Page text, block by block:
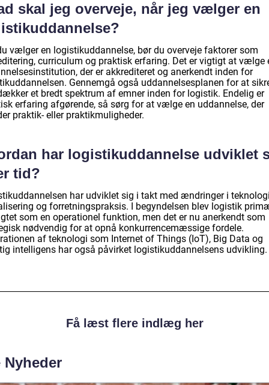
skal jeg overveje, når jeg vælger en
vælger en logistikuddannelse, bør du overveje faktorer som
curriculum og praktisk erfaring. Det er vigtigt at vælge
der er akkrediteret og anerkendt inden for
Gennemgå også uddannelsesplanen for at
et bredt spektrum af emner inden for logistik. Endelig er
erfaring afgørende, så sørg for at vælge en uddannelse, der
praktik- eller praktikmuligheder.
har logistikuddannelse udviklet
tid?
har udviklet sig i takt med ændringer i
og forretningspraksis. I begyndelsen blev logistik
som en operationel funktion, men det er nu anerkendt som
nødvendig for at opnå konkurrencemæssige fordele.
af teknologi som Internet of Things (IoT), Big Data og
intelligens har også påvirket logistikuddannelsens udvikling.
Få læst flere indlæg her
Nyheder